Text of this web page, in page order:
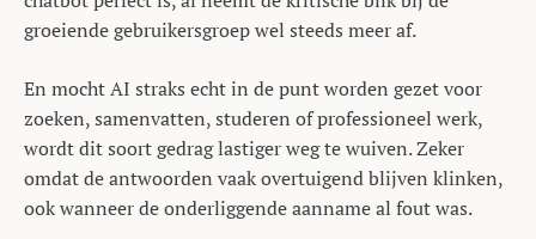
groeiende gebruikersgroep wel steeds meer af.
En mocht AI straks echt in de punt worden gezet voor
zoeken, samenvatten, studeren of professioneel werk,
wordt dit soort gedrag lastiger weg te wuiven. Zeker
omdat de antwoorden vaak overtuigend blijven klinken,
ook wanneer de onderliggende aanname al fout was.